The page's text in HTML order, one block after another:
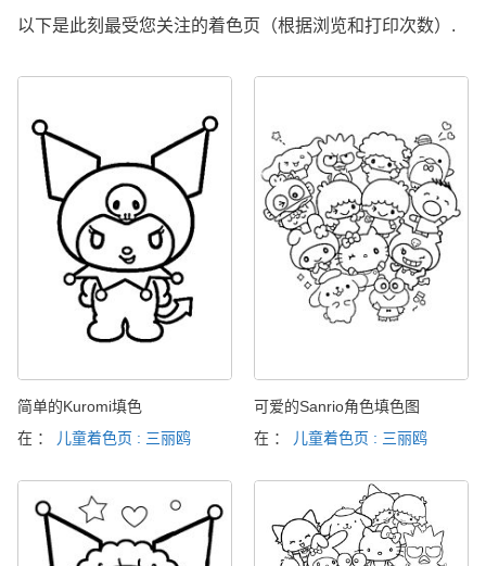
以下是此刻最受您关注的着色页（根据浏览和打印次数）.
简单的Kuromi填色
在 ：
儿童着色页 : 三丽鸥
可爱的Sanrio角色填色图
在 ：
儿童着色页 : 三丽鸥